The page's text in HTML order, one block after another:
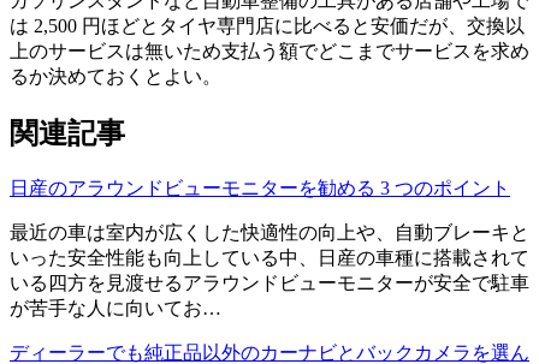
は 2,500 円ほどとタイヤ専門店に比べると安価だが、交換以
上のサービスは無いため支払う額でどこまでサービスを求め
るか決めておくとよい。
関連記事
日産のアラウンドビューモニターを勧める 3 つのポイント
最近の車は室内が広くした快適性の向上や、自動ブレーキと
いった安全性能も向上している中、日産の車種に搭載されて
いる四方を見渡せるアラウンドビューモニターが安全で駐車
が苦手な人に向いてお…
ディーラーでも純正品以外のカーナビとバックカメラを選ん